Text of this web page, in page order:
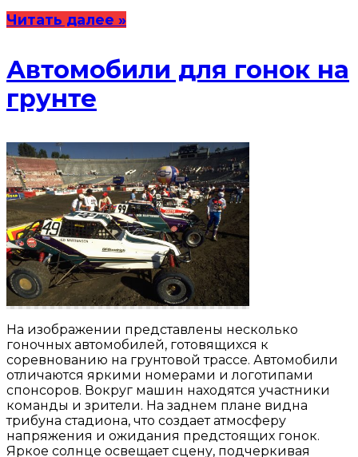
Читать далее »
Автомобили для гонок на
грунте
На изображении представлены несколько
гоночных автомобилей, готовящихся к
соревнованию на грунтовой трассе. Автомобили
отличаются яркими номерами и логотипами
спонсоров. Вокруг машин находятся участники
команды и зрители. На заднем плане видна
трибуна стадиона, что создает атмосферу
напряжения и ожидания предстоящих гонок.
Яркое солнце освещает сцену, подчеркивая